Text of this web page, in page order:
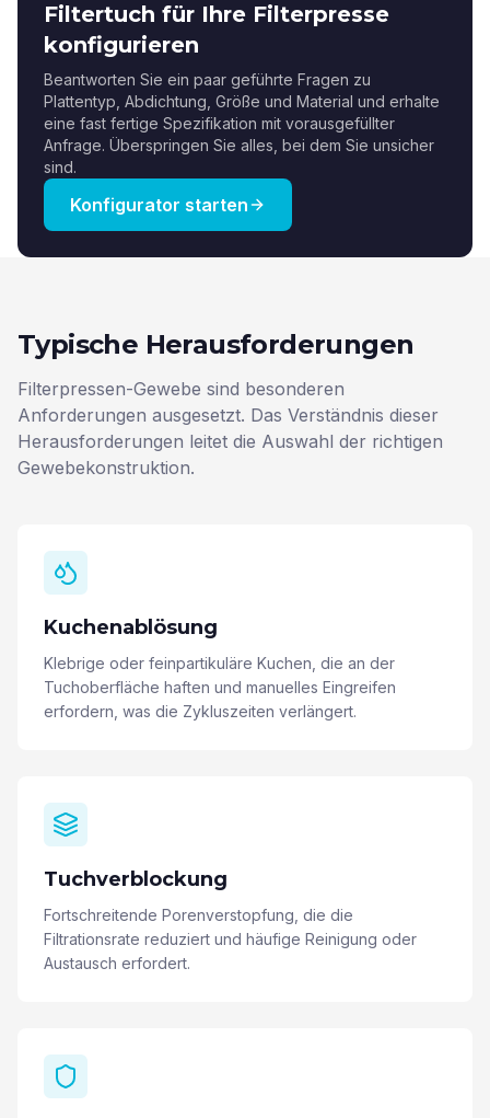
Filtertuch für Ihre Filterpresse
konfigurieren
Beantworten Sie ein paar geführte Fragen zu
Plattentyp, Abdichtung, Größe und Material und erhalte
eine fast fertige Spezifikation mit vorausgefüllter
Anfrage. Überspringen Sie alles, bei dem Sie unsicher
sind.
Konfigurator starten
Typische Herausforderungen
Filterpressen-Gewebe sind besonderen
Anforderungen ausgesetzt. Das Verständnis dieser
Herausforderungen leitet die Auswahl der richtigen
Gewebekonstruktion.
Kuchenablösung
Klebrige oder feinpartikuläre Kuchen, die an der
Tuchoberfläche haften und manuelles Eingreifen
erfordern, was die Zykluszeiten verlängert.
Tuchverblockung
Fortschreitende Porenverstopfung, die die
Filtrationsrate reduziert und häufige Reinigung oder
Austausch erfordert.